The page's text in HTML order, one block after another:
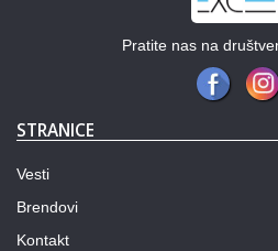
Pratite nas na
STRANICE
Vesti
Brendovi
Kontakt